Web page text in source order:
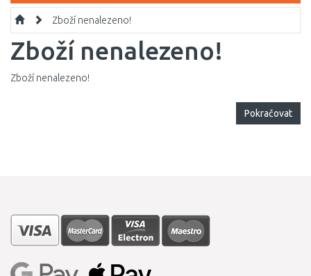
Zboží nenalezeno!
Zboží nenalezeno!
Zboží nenalezeno!
Pokračovat